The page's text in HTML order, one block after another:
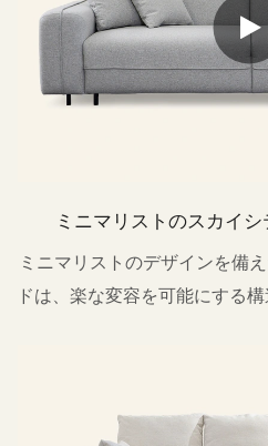
ミニマリストのスカイ
パーソファベッドリ
ミニマリストのデザインを備
ドは、楽な変容を可能にする